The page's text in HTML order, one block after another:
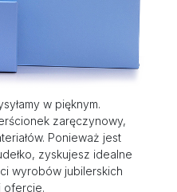
w pięknym.
zaręczynowy,
Ponieważ jest
zyskujesz idealne
wyrobów jubilerskich
ofercie.